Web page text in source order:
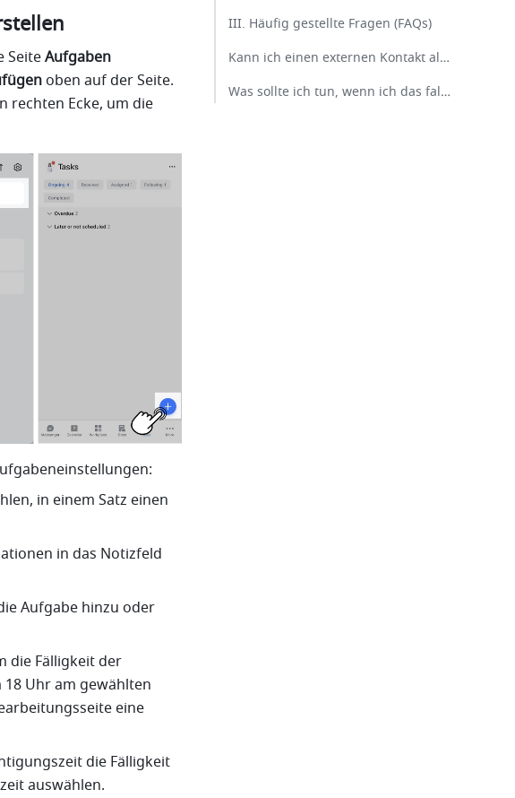
Seite Aufgaben
oben auf der Seite.
rechten Ecke, um die
in einem Satz einen
in das Notizfeld
Aufgabe hinzu oder
die Fälligkeit der
Uhr am gewählten
eine
die Fälligkeit
auswählen.
III. Häufig gestellte Fragen (FAQs)​
Kann ich einen externen Kontakt als Zugewiesenen für eine Aufgabe hinzufügen?​
Was sollte ich tun, wenn ich das falsche Mitglied als Zugewiesenen hinzufüge?​